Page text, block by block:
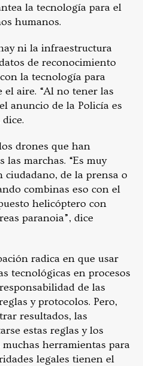
la tecnología para el
humanos.
ni la infraestructura
de reconocimiento
la tecnología para
aire. “Al no tener las
anuncio de la Policía es
drones que han
las marchas. “Es muy
de la prensa o
combinas eso con el
helicóptero con
paranoia”, dice
radica en que usar
tecnológicas en procesos
de las
y protocolos. Pero,
resultados, las
estas reglas y los
herramientas para
legales tienen el